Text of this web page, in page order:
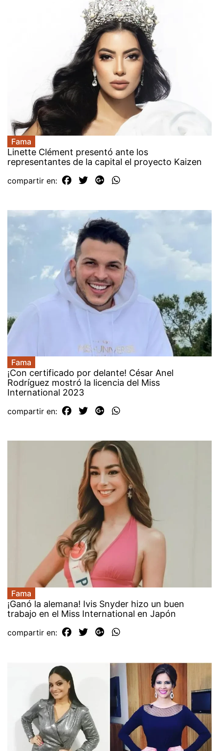
Fama
Linette Clément presentó ante los
representantes de la capital el proyecto Kaizen
compartir en:
Fama
¡Con certificado por delante! César Anel
Rodríguez mostró la licencia del Miss
International 2023
compartir en:
Fama
¡Ganó la alemana! Ivis Snyder hizo un buen
trabajo en el Miss International en Japón
compartir en: